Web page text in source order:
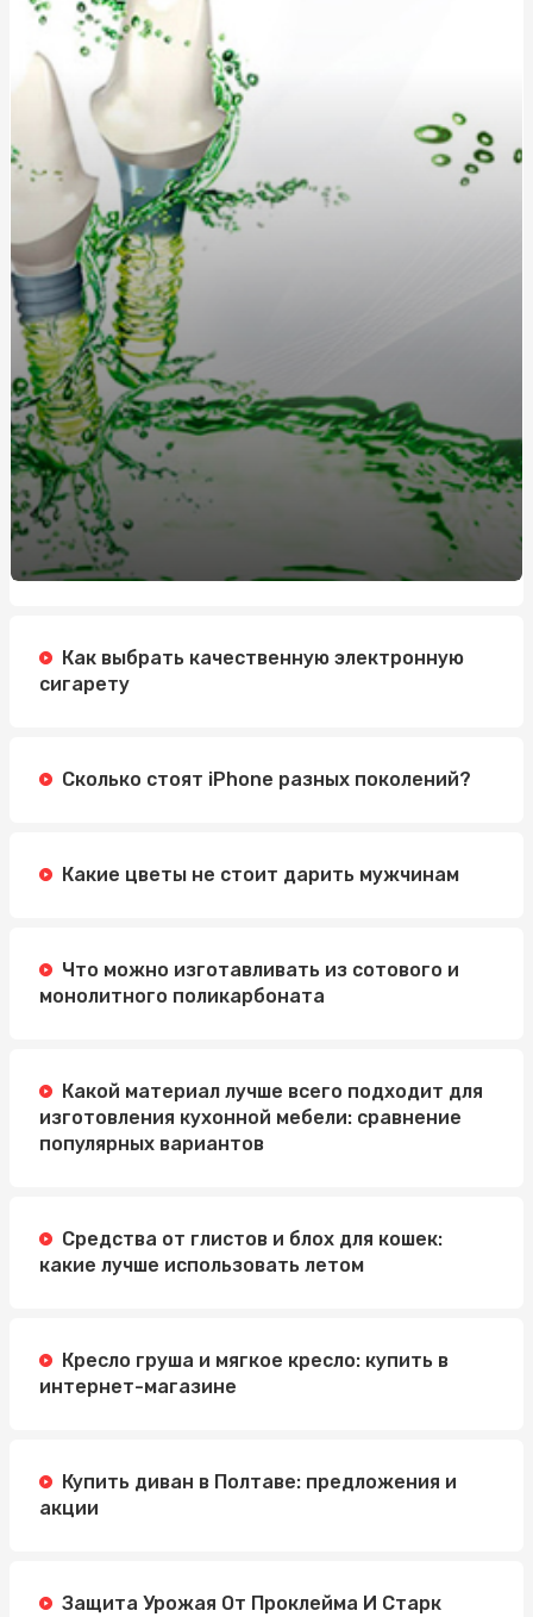
Послуги катафалка: Ціна, особливості та що врахувати
Запалення дихальних шляхів: симптоми, причини та
методи лікування
Кухонные диваны в современном интерьере: удобство
и стиль в одном
Жетоны для солдат: традиция, практичность и стиль
Длинный или короткий дождевик: как выбрать
идеальную модель?
Как выбрать идеальную чашу, колбу и шланг для
кальяна?
Греющий кабель для водостока: защита от
обледенения и замерзания
Дождевики для спортсменов: лучшие модели для
активного отдыха от интернет-магазина «Ваш
Комфорт»
Як стати професіоналом в нарощуванні нігтів
полігелем: 5 кроків для успішного старту
водіння
Как выбрать качественную электронную
сигарету
Сколько стоят iPhone разных поколений?
Какие цветы не стоит дарить мужчинам
Что можно изготавливать из сотового и
монолитного поликарбоната
Какой материал лучше всего подходит для
изготовления кухонной мебели: сравнение
популярных вариантов
Средства от глистов и блох для кошек:
какие лучше использовать летом
Кресло груша и мягкое кресло: купить в
интернет-магазине
Купить диван в Полтаве: предложения и
акции
Защита Урожая От Проклейма И Старк